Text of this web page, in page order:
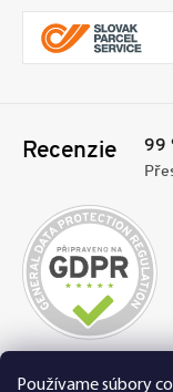
Používame súbory
Recenzie 99